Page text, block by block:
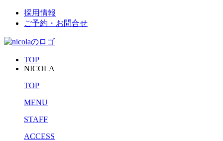
採用情報
ご予約・お問合せ
TOP
NICOLA
TOP
MENU
STAFF
ACCESS